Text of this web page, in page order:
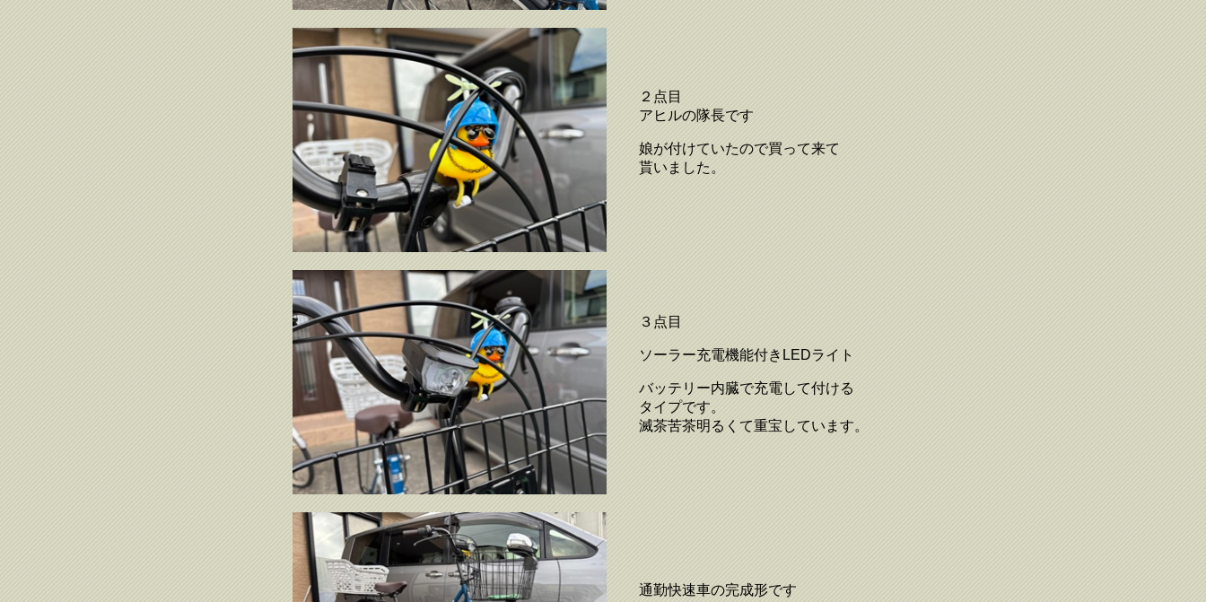
２点目
アヒルの隊長です
娘が付けていたので買って来て
貰いました。
３点目
ソーラー充電機能付きLEDライト
バッテリー内臓で充電して付ける
タイプです。
滅茶苦茶明るくて重宝しています。
通勤快速車の完成形です